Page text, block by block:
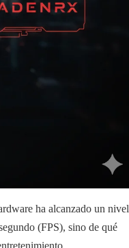
ha alcanzado un nivel
(FPS), sino de qué